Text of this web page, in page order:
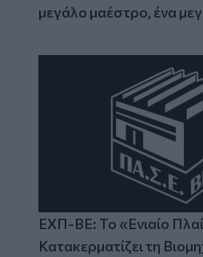
μεγάλο μαέστρο, ένα
ΕΧΠ-ΒΕ: Το «Ενιαίο
Κατακερματίζει τη